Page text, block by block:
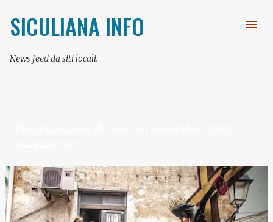
SICULIANA INFO
News feed da siti locali.
P
o